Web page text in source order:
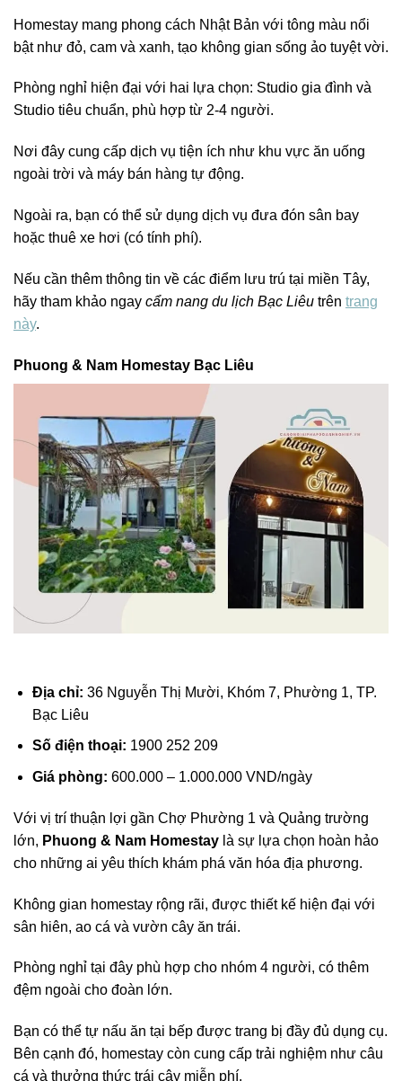
Homestay mang phong cách Nhật Bản với tông màu nổi
bật như đỏ, cam và xanh, tạo không gian sống ảo tuyệt vời.
Phòng nghỉ hiện đại với hai lựa chọn: Studio gia đình và
Studio tiêu chuẩn, phù hợp từ 2-4 người.
Nơi đây cung cấp dịch vụ tiện ích như khu vực ăn uống
ngoài trời và máy bán hàng tự động.
Ngoài ra, bạn có thể sử dụng dịch vụ đưa đón sân bay
hoặc thuê xe hơi (có tính phí).
Nếu cần thêm thông tin về các điểm lưu trú tại miền Tây,
hãy tham khảo ngay cẩm nang du lịch Bạc Liêu trên trang
này.
Phuong & Nam Homestay Bạc Liêu
Địa chỉ: 36 Nguyễn Thị Mười, Khóm 7, Phường 1, TP.
Bạc Liêu
Số điện thoại: 1900 252 209
Giá phòng: 600.000 – 1.000.000 VND/ngày
Với vị trí thuận lợi gần Chợ Phường 1 và Quảng trường
lớn, Phuong & Nam Homestay là sự lựa chọn hoàn hảo
cho những ai yêu thích khám phá văn hóa địa phương.
Không gian homestay rộng rãi, được thiết kế hiện đại với
sân hiên, ao cá và vườn cây ăn trái.
Phòng nghỉ tại đây phù hợp cho nhóm 4 người, có thêm
đệm ngoài cho đoàn lớn.
Bạn có thể tự nấu ăn tại bếp được trang bị đầy đủ dụng cụ.
Bên cạnh đó, homestay còn cung cấp trải nghiệm như câu
cá và thưởng thức trái cây miễn phí.